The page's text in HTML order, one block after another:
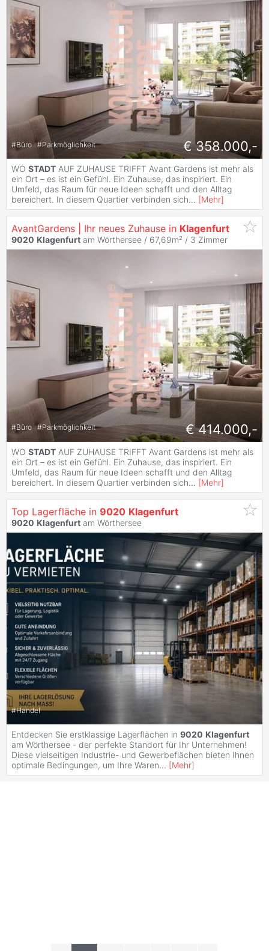
#Büro #Parkmöglichkeit € 358.000,-
WO STADT AUF ZUHAUSE TRIFFT Avant Gardens ist mehr als
ein Ort – es ist ein Gefühl. Ein Zuhause, das inspiriert. Ein
Umfeld, das Raum für neue Ideen schafft und den Alltag
bereichert. In diesem Quartier verbinden sich... [Mehr]
AvantGardens | Ihr neues Zuhause in Klagenfurt
9020 Klagenfurt am Wörthersee / 67,69m² / 3 Zimmer
#Büro #Parkmöglichkeit € 414.000,-
WO STADT AUF ZUHAUSE TRIFFT Avant Gardens ist mehr als
ein Ort – es ist ein Gefühl. Ein Zuhause, das inspiriert. Ein
Umfeld, das Raum für neue Ideen schafft und den Alltag
bereichert. In diesem Quartier verbinden sich... [Mehr]
Top Lagerfläche in 9020 Klagenfurt
9020 Klagenfurt am Wörthersee
#Handel
Entdecken Sie erstklassige Lagerflächen in 9020 Klagenfurt
am Wörthersee - der perfekte Standort für Ihr Unternehmen!
Diese vielseitigen Industrie- und Gewerbeflächen bieten Ihnen
optimale Bedingungen, um Ihre Waren... [Mehr]